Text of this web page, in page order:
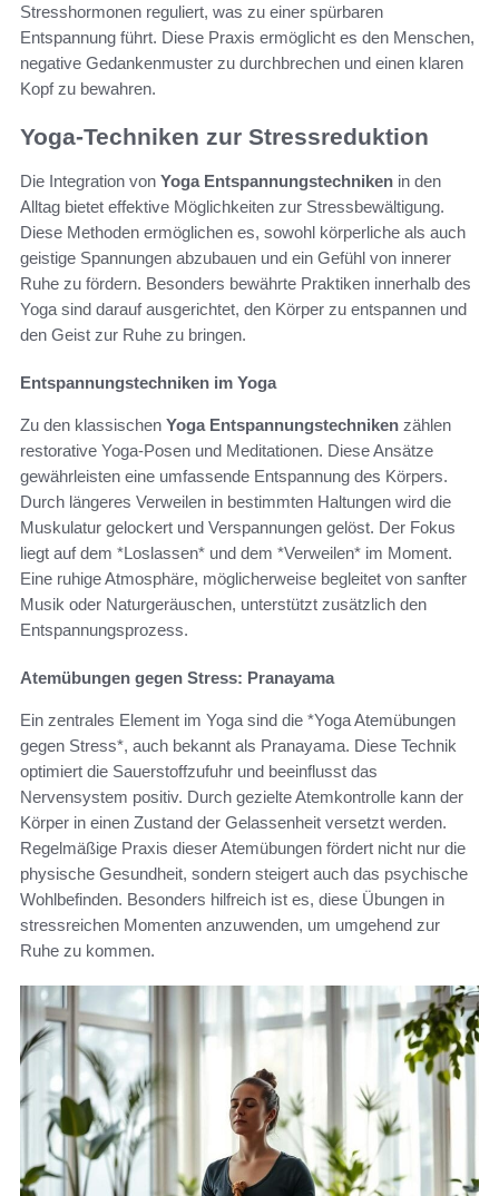
Stresshormonen reguliert, was zu einer spürbaren
Entspannung führt. Diese Praxis ermöglicht es den Menschen,
negative Gedankenmuster zu durchbrechen und einen klaren
Kopf zu bewahren.
Yoga-Techniken zur Stressreduktion
Die Integration von Yoga Entspannungstechniken in den
Alltag bietet effektive Möglichkeiten zur Stressbewältigung.
Diese Methoden ermöglichen es, sowohl körperliche als auch
geistige Spannungen abzubauen und ein Gefühl von innerer
Ruhe zu fördern. Besonders bewährte Praktiken innerhalb des
Yoga sind darauf ausgerichtet, den Körper zu entspannen und
den Geist zur Ruhe zu bringen.
Entspannungstechniken im Yoga
Zu den klassischen Yoga Entspannungstechniken zählen
restorative Yoga-Posen und Meditationen. Diese Ansätze
gewährleisten eine umfassende Entspannung des Körpers.
Durch längeres Verweilen in bestimmten Haltungen wird die
Muskulatur gelockert und Verspannungen gelöst. Der Fokus
liegt auf dem *Loslassen* und dem *Verweilen* im Moment.
Eine ruhige Atmosphäre, möglicherweise begleitet von sanfter
Musik oder Naturgeräuschen, unterstützt zusätzlich den
Entspannungsprozess.
Atemübungen gegen Stress: Pranayama
Ein zentrales Element im Yoga sind die *Yoga Atemübungen
gegen Stress*, auch bekannt als Pranayama. Diese Technik
optimiert die Sauerstoffzufuhr und beeinflusst das
Nervensystem positiv. Durch gezielte Atemkontrolle kann der
Körper in einen Zustand der Gelassenheit versetzt werden.
Regelmäßige Praxis dieser Atemübungen fördert nicht nur die
physische Gesundheit, sondern steigert auch das psychische
Wohlbefinden. Besonders hilfreich ist es, diese Übungen in
stressreichen Momenten anzuwenden, um umgehend zur
Ruhe zu kommen.